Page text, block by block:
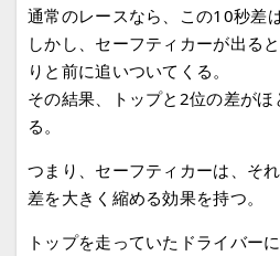
通常のレースなら、この10秒差
しかし、セーフティカーが出る
りと前に追いついてくる。
その結果、トップと2位の差が
る。
つまり、セーフティカーは、そ
差を大きく縮める効果を持つ。
トップを走っていたドライバー